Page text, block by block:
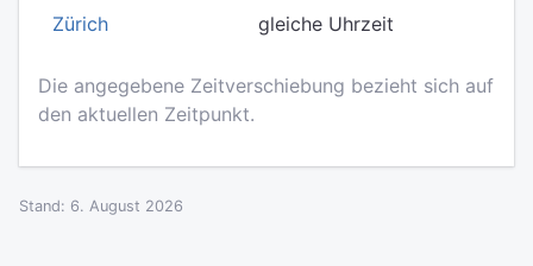
Zürich gleiche Uhrzeit
Die angegebene Zeitverschiebung bezieht sich auf
den aktuellen Zeitpunkt.
Stand: 6. August 2026